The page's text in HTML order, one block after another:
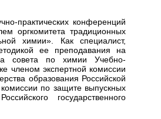
практических конференций
оргкомитета традиционных
химии». Как специалист,
ее преподавания на
совета по химии Учебно-
членом экспертной комиссии
образования Российской
по защите выпускных
государственного